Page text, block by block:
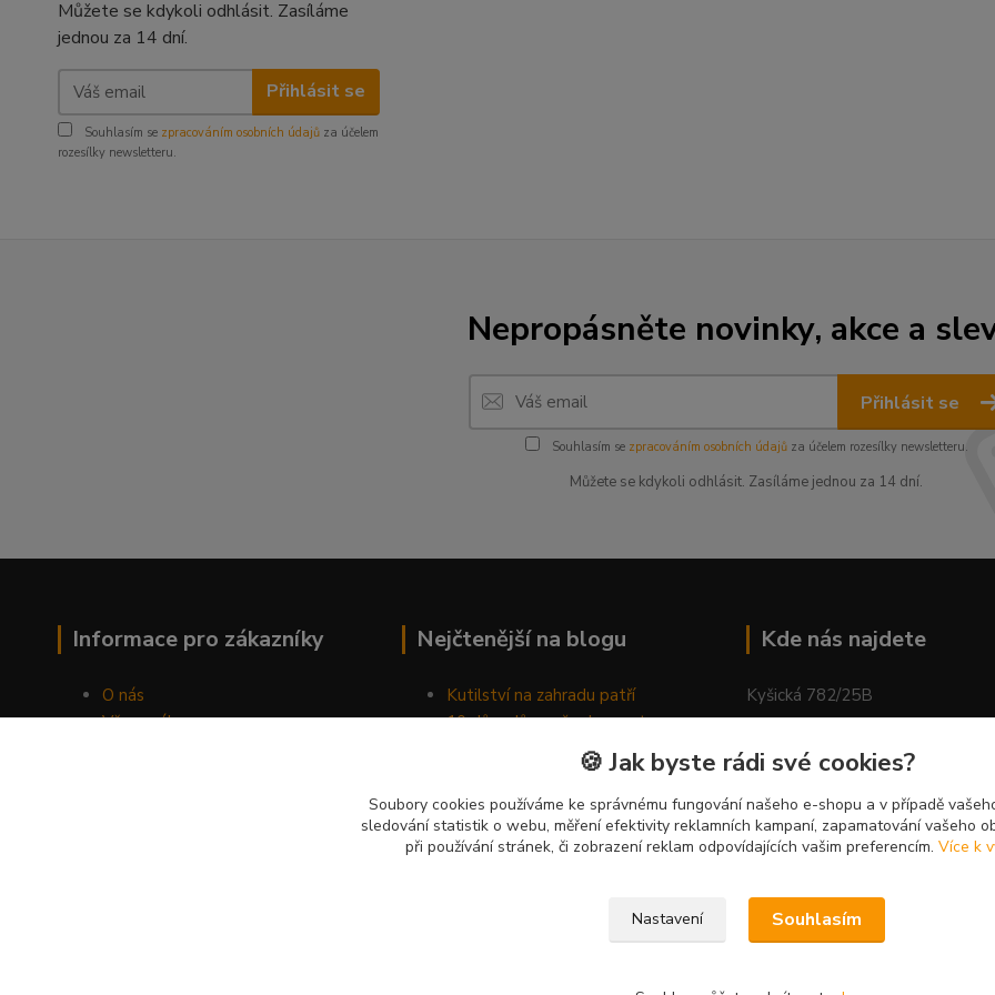
Můžete se kdykoli odhlásit. Zasíláme
jednou za 14 dní.
Přihlásit se
Souhlasím se zpracováním osobních údajů za účelem
rozesílky newsletteru.
Nepropásněte novinky, akce a
Přihlásit se
Souhlasím se zpracováním osobních údajůza účelem rozesílky newsletteru.
Můžete se kdykoli odhlásit. Zasíláme jednou za 14 dní.
Informace pro zákazníky
O nás
Vše o nákupu
Nejčtenější na blogu
Kutilství na zahradu patří
10 důvodů, proč relaxovat
chozením do přírody
Jak správně pěstovat tulipány
Náhodně generovaný článek
Kde nás najdete
Kyšická 782/25B
🍪 Jak byste rádi své cookies?
Soubory cookies používáme ke správnému fungování našeho e-shopu a v případě
sledování statistik o webu, měření efektivity reklamních kampaní, zapamatování vašeho
při používání stránek, či zobrazení reklam odpovídajících vašim preferencím. Více k
Nastavení Souhlasím